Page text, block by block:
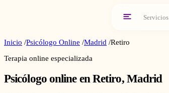
Servicios
Inicio /Psicólogo Online /Madrid /Retiro
Terapia online especializada
Psicólogo online en Retiro, Madrid